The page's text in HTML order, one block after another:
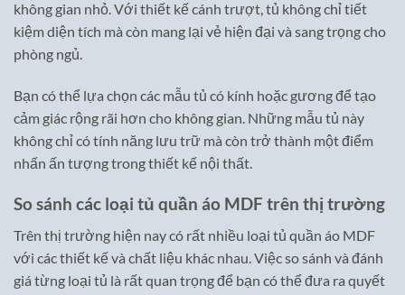
không gian nhỏ. Với thiết kế cánh trượt, tủ không chỉ tiết
kiệm diện tích mà còn mang lại vẻ hiện đại và sang trọng cho
phòng ngủ.
Bạn có thể lựa chọn các mẫu tủ có kính hoặc gương để tạo
cảm giác rộng rãi hơn cho không gian. Những mẫu tủ này
không chỉ có tính năng lưu trữ mà còn trở thành một điểm
nhấn ấn tượng trong thiết kế nội thất.
So sánh các loại tủ quần áo MDF trên thị trường
Trên thị trường hiện nay có rất nhiều loại tủ quần áo MDF
với các thiết kế và chất liệu khác nhau. Việc so sánh và đánh
giá từng loại tủ là rất quan trọng để bạn có thể đưa ra quyết